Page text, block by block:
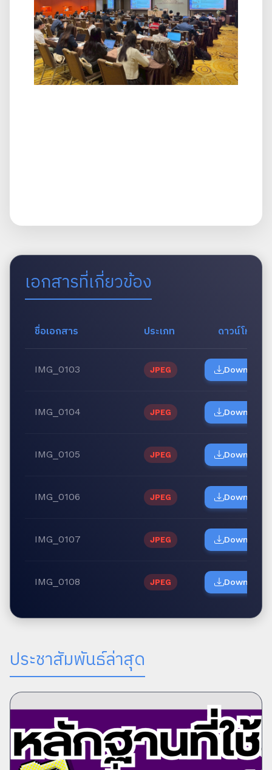
เอกสารที่เกี่ยวข้อง
ชื่อเอกสาร ประเภท ดาวน์โหลด
IMG_0103 JPEG Download
IMG_0104 JPEG Download
IMG_0105 JPEG Download
IMG_0106 JPEG Download
IMG_0107 JPEG Download
IMG_0108 JPEG Download
ประชาสัมพันธ์ล่าสุด